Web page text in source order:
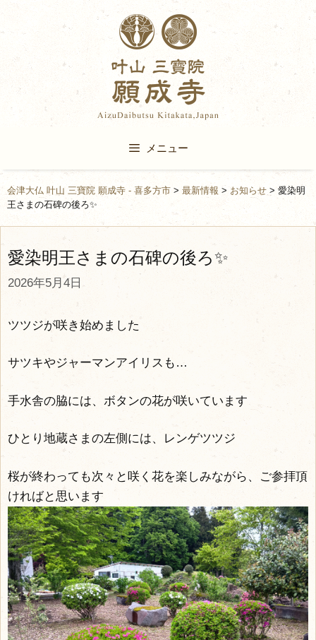
to
content
メニュー
会津大仏 叶山 三寶院 願成寺 - 喜多方市 > 最新情報 > お知らせ > 愛染明
王さまの石碑の後ろ✨
愛染明王さまの石碑の後ろ✨
2026年5月4日
ツツジが咲き始めました
サツキやジャーマンアイリスも…
手水舎の脇には、ボタンの花が咲いています
ひとり地蔵さまの左側には、レンゲツツジ
桜が終わっても次々と咲く花を楽しみながら、ご参拝頂
ければと思います